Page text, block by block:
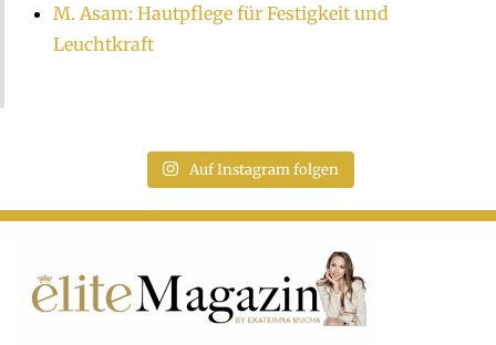
M. Asam: Hautpflege für Festigkeit und
Leuchtkraft
Auf Instagram folgen